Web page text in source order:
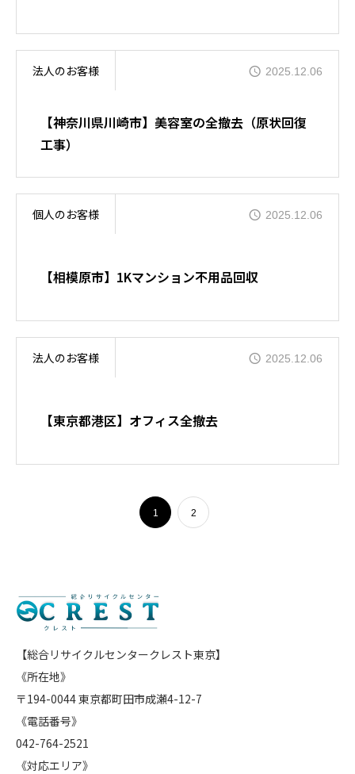
法人のお客様 2025.12.06
【神奈川県川崎市】美容室の全撤去（原状回復
工事）
個人のお客様 2025.12.06
【相模原市】1Kマンション不用品回収
法人のお客様 2025.12.06
【東京都港区】オフィス全撤去
1 2
【総合リサイクルセンタークレスト東京】
《所在地》
〒194-0044 東京都町田市成瀬4-12-7
《電話番号》
042-764-2521
《対応エリア》